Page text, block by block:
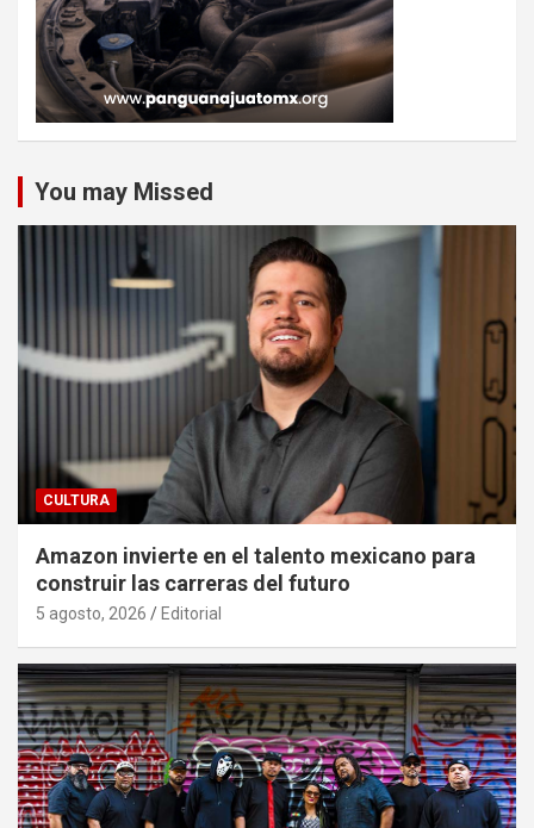
You may Missed
CULTURA
Amazon invierte en el talento mexicano para
construir las carreras del futuro
5 agosto, 2026 Editorial